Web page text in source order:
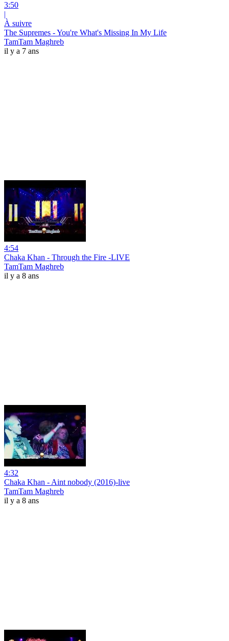
3:50
|
À suivre
The Supremes - You're What's Missing In My Life
TamTam Maghreb
il y a 7 ans
4:54
Chaka Khan - Through the Fire -LIVE
TamTam Maghreb
il y a 8 ans
4:32
Chaka Khan - Aint nobody (2016)-live
TamTam Maghreb
il y a 8 ans